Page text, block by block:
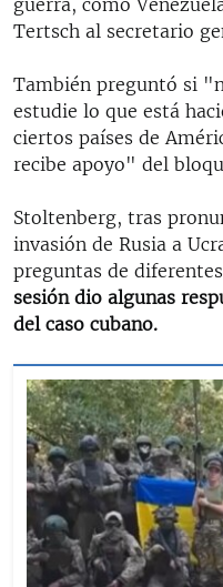
Tertsch al secretario
También preguntó si
estudie lo que está
ciertos países de
recibe apoyo" del
Stoltenberg, tras
invasión de Rusia a
preguntas de
sesión dio algunas
del caso cubano.